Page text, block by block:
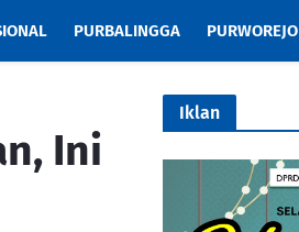
PURBALINGGA PURWOREJO
Ini
Iklan